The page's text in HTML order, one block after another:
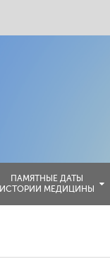
ПАМЯТНЫЕ ДАТЫ
ИСТОРИИ МЕДИЦИНЫ